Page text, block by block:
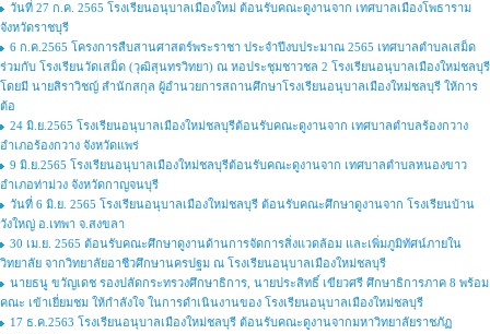
วันที่ 27 ก.ค. 2565 โรงเรียนอนุบาลเมืองใหม่ ต้อนรับคณะดูงานจาก เทศบาลเมืองโพธาราม
จังหวัดราชบุรี
6 ก.ค.2565 โครงการสืบสานศาสตร์พระราชา ประจำปีงบประมาณ 2565 เทศบาลตำบลเสม็ด
ร่วมกับ โรงเรียนวัดเสม็ด (วุฒิสุนทรวิทยา) ณ หอประชุมชาวชล 2 โรงเรียนอนุบาลเมืองใหม่ชลบุรี
โดยมี นายสิราวิชญ์ สำนักสกุล ผู้อำนวยการสถานศึกษาโรงเรียนอนุบาลเมืองใหม่ชลบุรี ให้การ
ต้อ
24 มิ.ย.2565 โรงเรียนอนุบาลเมืองใหม่ชลบุรีต้อนรับคณะดูงานจาก เทศบาลตำบลร้องกวาง
อำเภอร้องกวาง จังหวัดแพร่
9 มิ.ย.2565 โรงเรียนอนุบาลเมืองใหม่ชลบุรีต้อนรับคณะดูงานจาก เทศบาลตำบลหนองขาว
อำเภอท่าม่วง จังหวัดกาญจนบุรี
วันที่ 6 มิ.ย. 2565 โรงเรียนอนุบาลเมืองใหม่ชลบุรี ต้อนรับคณะศึกษาดูงานจาก โรงเรียนบ้าน
วังใหญ่ อ.เทพา จ.สงขลา
30 เม.ย. 2565 ต้อนรับคณะศึกษาดูงานด้านการจัดการสิ่งแวดล้อม และเพิ่มภูมิทัศน์ภายใน
วิทยาลัย จากวิทยาลัยอาชีวศึกษานครปฐม ณ โรงเรียนอนุบาลเมืองใหม่ชลบุรี
นายธนู ขวัญเดช รองปลัดกระทรวงศึกษาธิการ, นายประสิทธิ์ เขียวศรี ศึกษาธิการภาค 8 พร้อม
คณะ เข้าเยี่ยมชม ให้กำลังใจ ในการดำเนินงานของ โรงเรียนอนุบาลเมืองใหม่ชลบุรี
17 ธ.ค.2563 โรงเรียนอนุบาลเมืองใหม่ชลบุรี ต้อนรับคณะดูงานจากมหาวิทยาลัยราชภัฏ